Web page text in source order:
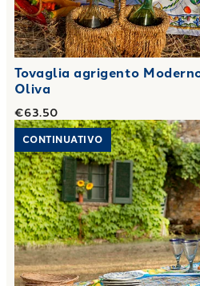
Tovaglia agrigento
Oliva
€63.50
Link to "Tovaglia siracusa
CONTINUATIVO